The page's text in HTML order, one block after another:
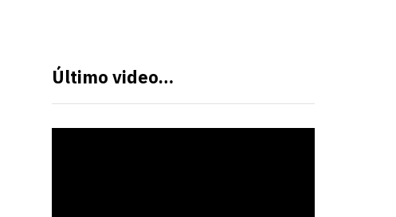
Último video…